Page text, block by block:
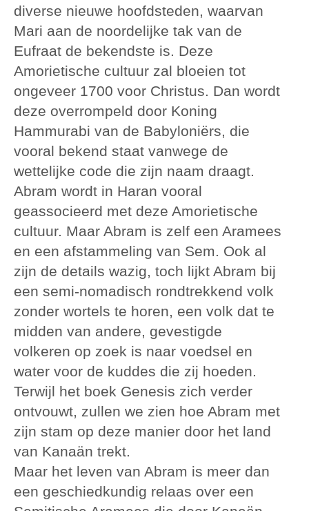
diverse nieuwe hoofdsteden, waarvan
Mari aan de noordelijke tak van de
Eufraat de bekendste is. Deze
Amorietische cultuur zal bloeien tot
ongeveer 1700 voor Christus. Dan wordt
deze overrompeld door Koning
Hammurabi van de Babyloniërs, die
vooral bekend staat vanwege de
wettelijke code die zijn naam draagt.
Abram wordt in Haran vooral
geassocieerd met deze Amorietische
cultuur. Maar Abram is zelf een Aramees
en een afstammeling van Sem. Ook al
zijn de details wazig, toch lijkt Abram bij
een semi-nomadisch rondtrekkend volk
zonder wortels te horen, een volk dat te
midden van andere, gevestigde
volkeren op zoek is naar voedsel en
water voor de kuddes die zij hoeden.
Terwijl het boek Genesis zich verder
ontvouwt, zullen we zien hoe Abram met
zijn stam op deze manier door het land
van Kanaän trekt.
Maar het leven van Abram is meer dan
een geschiedkundig relaas over een